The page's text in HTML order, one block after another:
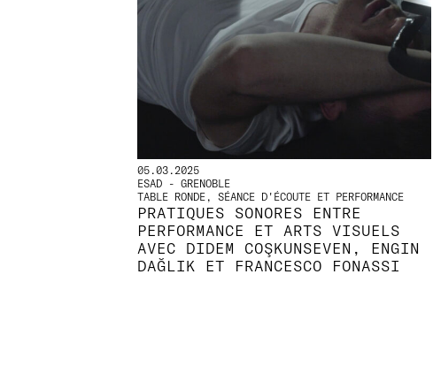
05.03.2025
ESAD - GRENOBLE
TABLE RONDE, SÉANCE D'ÉCOUTE ET PERFORMANCE
PRATIQUES SONORES ENTRE
PERFORMANCE ET ARTS VISUELS
AVEC DIDEM COŞKUNSEVEN, ENGIN
DAĞLIK ET FRANCESCO FONASSI